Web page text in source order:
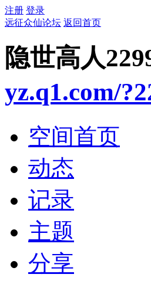
注册 登录
远征众仙论坛 返回首页
隐世高人
yz.q1.com/
空间首页
动态
记录
主题
分享